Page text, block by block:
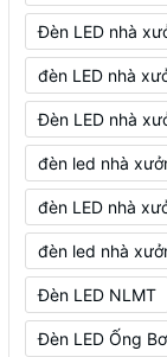
Đèn LED nhà
đèn LED nhà
Đèn LED nhà
đèn led nhà
đèn LED nhà
đèn led nhà
Đèn LED NLMT
Đèn LED Ống